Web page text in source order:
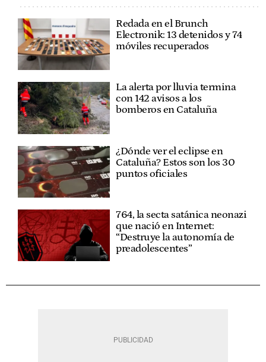
Redada en el Brunch
Electronik: 13 detenidos y 74
móviles recuperados
La alerta por lluvia termina
con 142 avisos a los
bomberos en Cataluña
¿Dónde ver el eclipse en
Cataluña? Estos son los 30
puntos oficiales
764, la secta satánica neonazi
que nació en Internet:
“Destruye la autonomía de
preadolescentes”